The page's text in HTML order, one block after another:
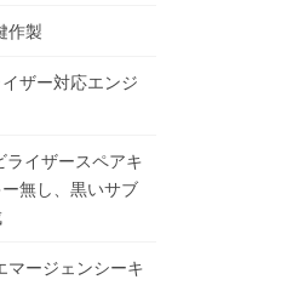
作製
ザー対応エンジ
ライザースペアキ
無し、黒いサブ
マージェンシーキ